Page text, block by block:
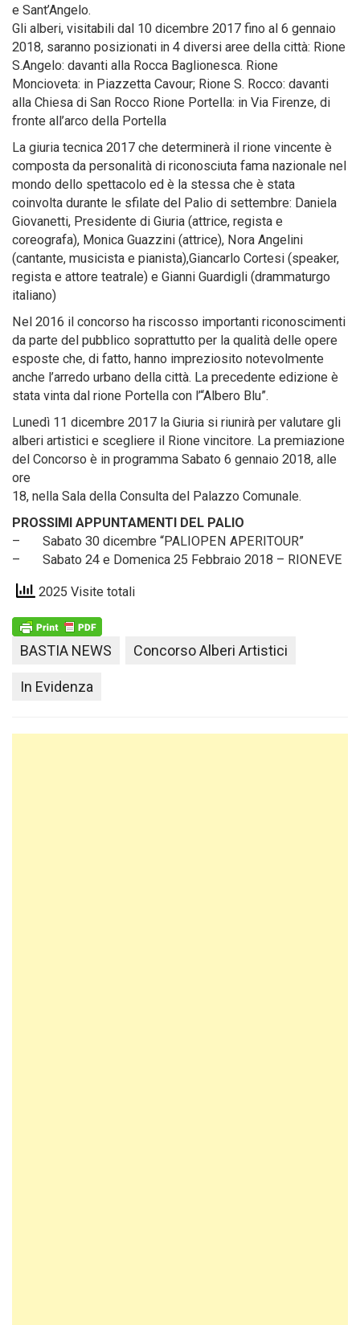
e Sant’Angelo.
Gli alberi, visitabili dal 10 dicembre 2017 fino al 6 gennaio
2018, saranno posizionati in 4 diversi aree della città: Rione
S.Angelo: davanti alla Rocca Baglionesca. Rione
Moncioveta: in Piazzetta Cavour; Rione S. Rocco: davanti
alla Chiesa di San Rocco Rione Portella: in Via Firenze, di
fronte all’arco della Portella
La giuria tecnica 2017 che determinerà il rione vincente è
composta da personalità di riconosciuta fama nazionale nel
mondo dello spettacolo ed è la stessa che è stata
coinvolta durante le sfilate del Palio di settembre: Daniela
Giovanetti, Presidente di Giuria (attrice, regista e
coreografa), Monica Guazzini (attrice), Nora Angelini
(cantante, musicista e pianista),Giancarlo Cortesi (speaker,
regista e attore teatrale) e Gianni Guardigli (drammaturgo
italiano)
Nel 2016 il concorso ha riscosso importanti riconoscimenti
da parte del pubblico soprattutto per la qualità delle opere
esposte che, di fatto, hanno impreziosito notevolmente
anche l’arredo urbano della città. La precedente edizione è
stata vinta dal rione Portella con l’“Albero Blu”.
Lunedì 11 dicembre 2017 la Giuria si riunirà per valutare gli
alberi artistici e scegliere il Rione vincitore. La premiazione
del Concorso è in programma Sabato 6 gennaio 2018, alle
ore
18, nella Sala della Consulta del Palazzo Comunale.
PROSSIMI APPUNTAMENTI DEL PALIO
– Sabato 30 dicembre “PALIOPEN APERITOUR”
– Sabato 24 e Domenica 25 Febbraio 2018 – RIONEVE
2025 Visite totali
BASTIA NEWS Concorso Alberi Artistici
In Evidenza